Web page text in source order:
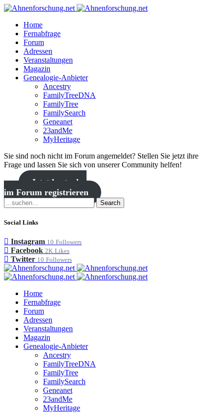
Home
Fernabfrage
Forum
Adressen
Veranstaltungen
Magazin
Genealogie-Anbieter
Ancestry
FamilyTreeDNA
FamilyTree
FamilySearch
Geneanet
23andMe
MyHeritage
Sie sind noch nicht im Forum angemeldet? Stellen Sie jetzt ihre
Frage und lassen Sie sich von unserer Community helfen!
Jetzt kostenlos
im Forum registrieren
Search
Social Links
Instagram 10 Followers
Facebook 2K Likes
Twitter 10 Followers
Home
Fernabfrage
Forum
Adressen
Veranstaltungen
Magazin
Genealogie-Anbieter
Ancestry
FamilyTreeDNA
FamilyTree
FamilySearch
Geneanet
23andMe
MyHeritage